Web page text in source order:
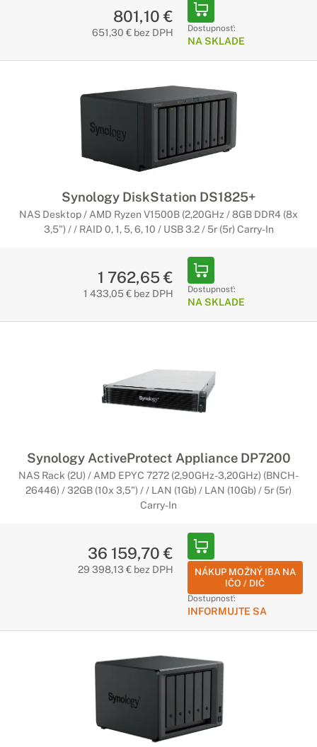
801,10 €
651,30 € bez DPH Dostupnosť:
NA SKLADE
Synology DiskStation DS1825+
NAS Desktop / AMD Ryzen V1500B (2,20GHz / 8GB DDR4 (8x
3,5") / / RAID 0, 1, 5, 6, 10 / USB 3.2 / 5r (5r) Carry-In
1 762,65 €
1 433,05 € bez DPH Dostupnosť:
NA SKLADE
Synology ActiveProtect Appliance DP7200
NAS Rack (2U) / AMD EPYC 7272 (2,90GHz-3,20GHz) (BNCH-
26446) / 32GB (10x 3,5") / / LAN (1Gb) / LAN (10Gb) / 5r (5r)
Carry-In
36 159,70 €
29 398,13 € bez DPH
NÁKUP MOŽNÝ IBA NA
IČO / DIČ
Dostupnosť:
INFORMUJTE SA